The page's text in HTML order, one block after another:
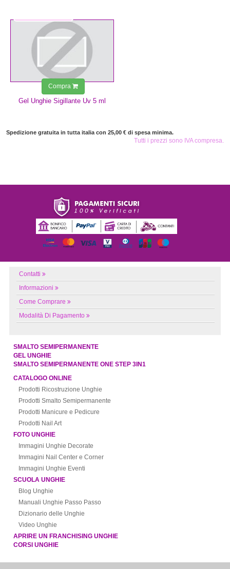
Gel Unghie Sigillante Uv 5 ml
Compra
Spedizione gratuita in tutta italia con 25,00 € di spesa minima.
Tutti i prezzi sono IVA compresa.
Contatti
Informazioni
Come Comprare
Modalità Di Pagamento
SMALTO SEMIPERMANENTE
GEL UNGHIE
SMALTO SEMIPERMANENTE ONE STEP 3IN1
CATALOGO ONLINE
Prodotti Ricostruzione Unghie
Prodotti Smalto Semipermanente
Prodotti Manicure e Pedicure
Prodotti Nail Art
FOTO UNGHIE
Immagini Unghie Decorate
Immagini Nail Center e Corner
Immagini Unghie Eventi
SCUOLA UNGHIE
Blog Unghie
Manuali Unghie Passo Passo
Dizionario delle Unghie
Video Unghie
APRIRE UN FRANCHISING UNGHIE
CORSI UNGHIE